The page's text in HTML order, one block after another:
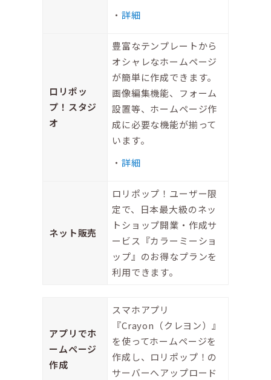
詳細
ロリポッ
プ！スタジ
オ
豊富なテンプレートから
オシャレなホームページ
が簡単に作成できます。
画像編集機能、フォーム
設置等、ホームページ作
成に必要な機能が揃って
います。
詳細
ネット販売
ロリポップ！ユーザー限
定で、日本最大級のネッ
トショップ開業・作成サ
ービス『カラーミーショ
ップ』のお得なプランを
利用できます。
アプリでホ
ームページ
作成
スマホアプリ
『Crayon（クレヨン）』
を使ってホームページを
作成し、ロリポップ！の
サーバーへアップロード